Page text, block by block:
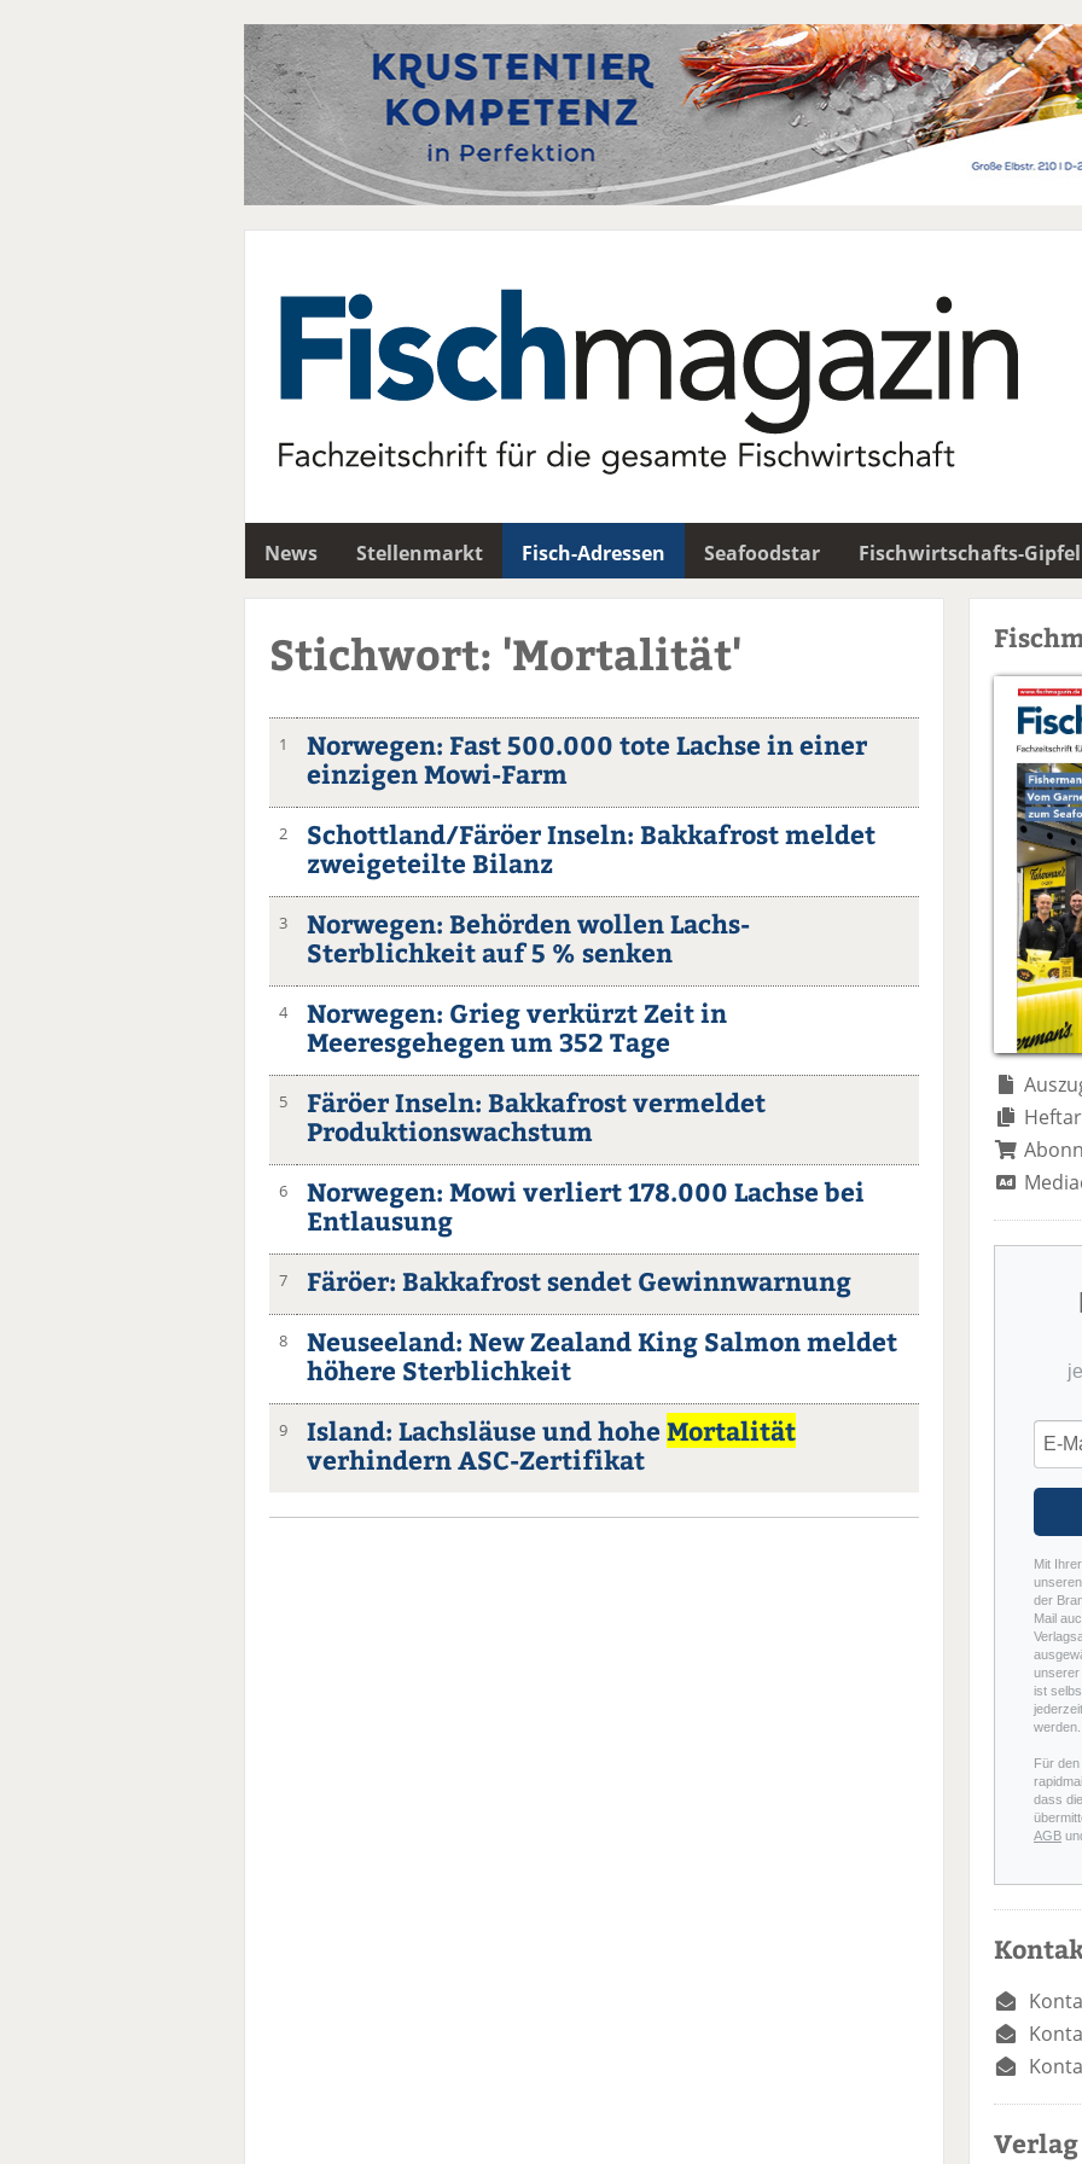
News Stellenmarkt Fisch-Adressen Seafoodstar Fischwirtschafts-Gipfel
Stichwort: 'Mortalität'
1
Norwegen: Fast 500.000 tote Lachse in einer
einzigen Mowi-Farm
2
Schottland/Färöer Inseln: Bakkafrost meldet
zweigeteilte Bilanz
3
Norwegen: Behörden wollen Lachs-
Sterblichkeit auf 5 % senken
4
Norwegen: Grieg verkürzt Zeit in
Meeresgehegen um 352 Tage
5
Färöer Inseln: Bakkafrost vermeldet
Produktionswachstum
6
Norwegen: Mowi verliert 178.000 Lachse bei
Entlausung
7 Färöer: Bakkafrost sendet Gewinnwarnung
8
Neuseeland: New Zealand King Salmon meldet
höhere Sterblichkeit
9 Island: Lachsläuse und hohe Mortalität
verhindern ASC-Zertifikat
Mit
der
Mail
unserer
ist
werden.
Für
dass
AGB
Verlag